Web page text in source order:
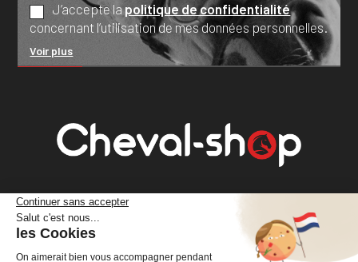
J’accepte lapolitique de confidentialité
concernant l’utilisation de mes données personnelles.
Voir plus
France